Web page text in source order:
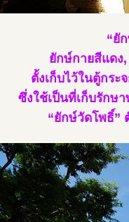
“ยั
ยักษ์กายสีแดง
ตั้งเก็บไว้ในตู้กร
ซึ่งใช้เป็นที่เก็บรักษ
“ยักษ์วัดโพธิ์”